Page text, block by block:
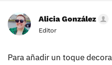
Alicia González
Editor
Para añadir un toque